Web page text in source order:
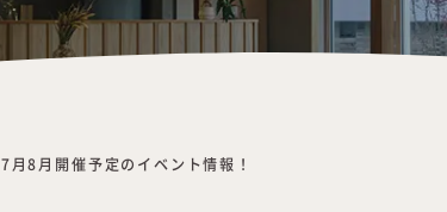
7月8月開催予定のイベント情報！